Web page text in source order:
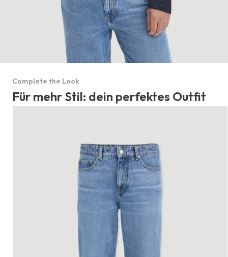
Complete the Look
Für mehr Stil: dein perfektes Outfit